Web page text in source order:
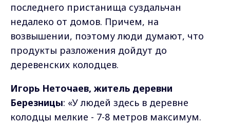
последнего пристанища суздальчан
недалеко от домов. Причем, на
возвышении, поэтому люди думают, что
продукты разложения дойдут до
деревенских колодцев.
Игорь Неточаев, житель деревни
Березницы: «У людей здесь в деревне
колодцы мелкие - 7-8 метров максимум.